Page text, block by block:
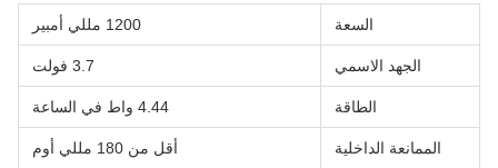
السعة 1200 مللي أمبير
الجهد الاسمي 3.7 فولت
الطاقة 4.44 واط في الساعة
الممانعة الداخلية أقل من 180 مللي أوم